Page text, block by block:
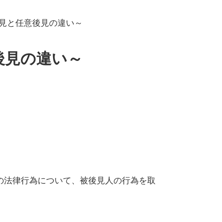
と任意後見の違い～
の違い～
律行為について、被後見人の行為を取